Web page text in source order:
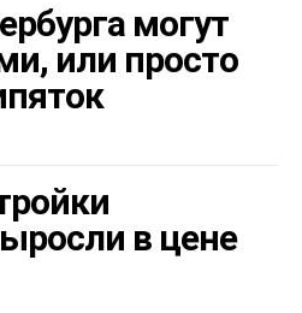
могут
или просто
в цене